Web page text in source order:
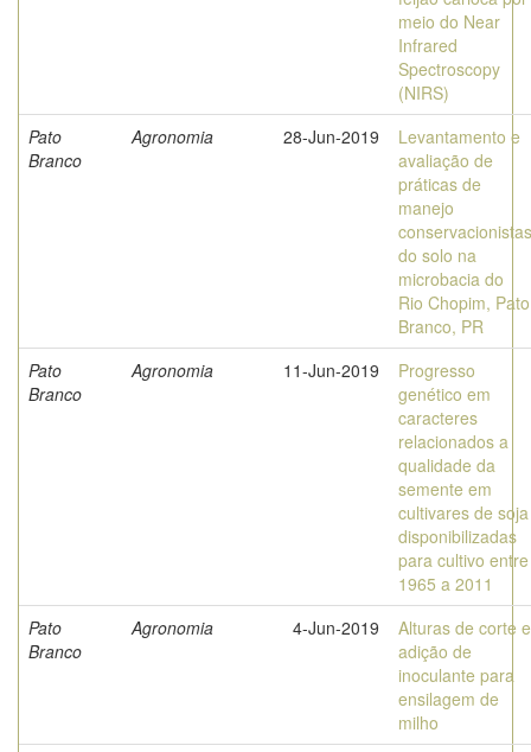
meio do Near
Infrared
Spectroscopy
(NIRS)
Pato
Branco
Agronomia 28-Jun-2019
Levantamento e
avaliação de
práticas de
manejo
conservacionistas
do solo na
microbacia do
Rio Chopim, Pato
Branco, PR
Pato
Branco
Agronomia 11-Jun-2019
Progresso
genético em
caracteres
relacionados a
qualidade da
semente em
cultivares de soja
disponibilizadas
para cultivo entre
1965 a 2011
Pato
Branco
Agronomia 4-Jun-2019
Alturas de corte e
adição de
inoculante para
ensilagem de
milho